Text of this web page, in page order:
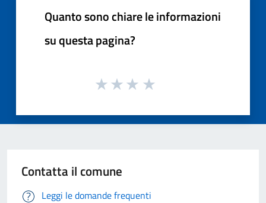
Quanto sono chiare le informazioni
su questa pagina?
Contatta il comune
Leggi le domande frequenti